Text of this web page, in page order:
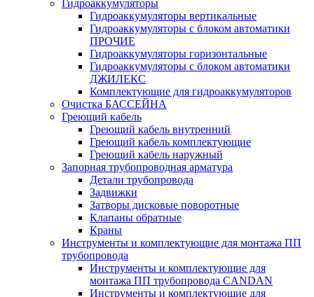
Гидроаккумуляторы
Гидроаккумуляторы вертикальные
Гидроаккумуляторы с блоком автоматики
ПРОЧИЕ
Гидроаккумуляторы горизонтальные
Гидроаккумуляторы с блоком автоматики
ДЖИЛЕКС
Комплектующие для гидроаккумуляторов
Очистка БАССЕЙНА
Греющий кабель
Греющий кабель внутренний
Греющий кабель комплектующие
Греющий кабель наружный
Запорная трубопроводная арматура
Детали трубопровода
Задвижки
Затворы дисковые поворотные
Клапаны обратные
Краны
Инструменты и комплектующие для монтажа ПП
трубопровода
Инструменты и комплектующие для
монтажа ПП трубопровода CANDAN
Инструменты и комплектующие для